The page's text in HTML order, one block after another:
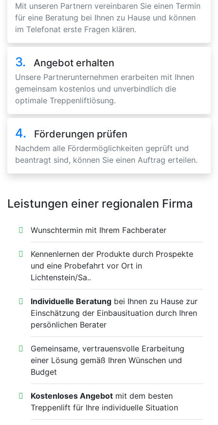
Mit unseren Partnern vereinbaren Sie einen Termin
für eine Beratung bei Ihnen zu Hause und können
im Telefonat erste Fragen klären.
3. Angebot erhalten
Unsere Partnerunternehmen erarbeiten mit Ihnen
gemeinsam kostenlos und unverbindlich die
optimale Treppenliftlösung.
4. Förderungen prüfen
Nachdem alle Fördermöglichkeiten geprüft und
beantragt sind, können Sie einen Auftrag erteilen.
Leistungen einer regionalen Firma
Wunschtermin mit Ihrem Fachberater
Kennenlernen der Produkte durch Prospekte
und eine Probefahrt vor Ort in
Lichtenstein/Sa..
Individuelle Beratung bei Ihnen zu Hause zur
Einschätzung der Einbausituation durch Ihren
persönlichen Berater
Gemeinsame, vertrauensvolle Erarbeitung
einer Lösung gemäß Ihren Wünschen und
Budget
Kostenloses Angebot mit dem besten
Treppenlift für Ihre individuelle Situation